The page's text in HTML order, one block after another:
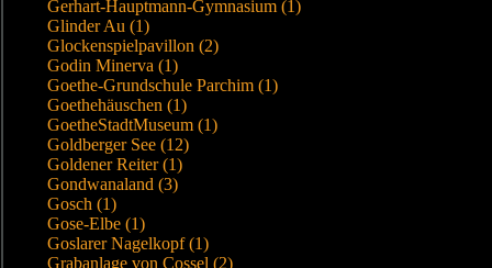
Gerhart-Hauptmann-Gymnasium (1)
Glinder Au (1)
Glockenspielpavillon (2)
Godin Minerva (1)
Goethe-Grundschule Parchim (1)
Goethehäuschen (1)
GoetheStadtMuseum (1)
Goldberger See (12)
Goldener Reiter (1)
Gondwanaland (3)
Gosch (1)
Gose-Elbe (1)
Goslarer Nagelkopf (1)
Grabanlage von Cossel (2)